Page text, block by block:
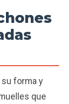
forma y
que